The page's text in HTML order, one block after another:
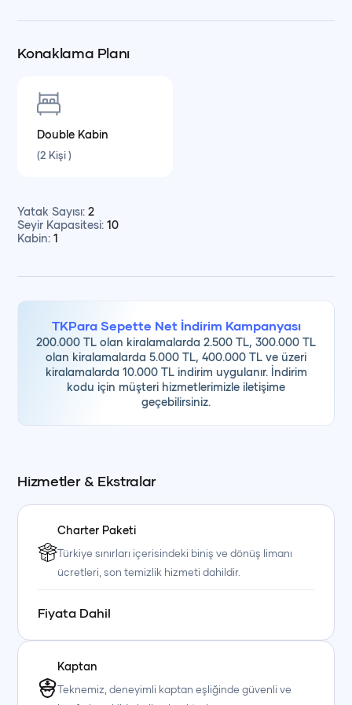
Günübirlik turlarımız; denizde geçirilen keyifli bir gün,
keşfedilecek koylar ve tamamen kendi tercihinize göre
planlanabilecek yemek düzeni ile tatilinize esneklik katar.
Konaklama Planı
Double Kabin
(2 Kişi)
Yatak Sayısı: 2
Seyir Kapasitesi: 10
Kabin: 1
TKPara Sepette Net İndirim Kampanyası
200.000 TL olan kiralamalarda 2.500 TL, 300.000 TL
olan kiralamalarda 5.000 TL, 400.000 TL ve üzeri
kiralamalarda 10.000 TL indirim uygulanır. İndirim
kodu için müşteri hizmetlerimizle iletişime
geçebilirsiniz.
Hizmetler & Ekstralar
Charter Paketi
Türkiye sınırları içerisindeki biniş ve dönüş limanı
ücretleri, son temizlik hizmeti dahildir.
Fiyata Dahil
Kaptan
Teknemiz, deneyimli kaptan eşliğinde güvenli ve